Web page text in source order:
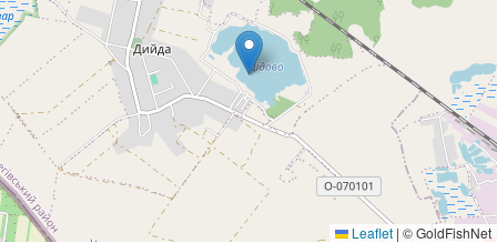
Leaflet | © GoldFishNet